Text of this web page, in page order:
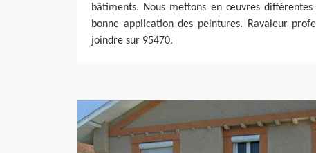
bâtiments. Nous mettons en œuvres
bonne application des peintures. Ravaleur
joindre sur 95470.